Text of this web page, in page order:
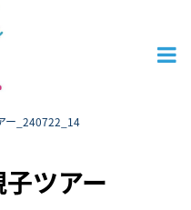
ー_240722_14
ツアー